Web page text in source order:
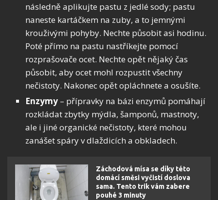
následně aplikujte pastu z jedlé sody; pastu
naneste kartáčkem na zuby, a to jemnými
krouživými pohyby. Nechte působit asi hodinu.
Poté přímo na pastu nastříkejte pomocí
rozprašovače ocet. Nechte opět nějaký čas
působit, aby ocet mohl rozpustit všechny
nečistoty. Nakonec opět opláchnete a osušíte.
Enzymy – přípravky na bázi enzymů pomáhají
rozkládat zbytky mýdla, šamponů, mastnoty,
ale i jiné organické nečistoty, které mohou
zanášet spáry v dlaždicích a obkladech.
Záchodová mísa se díky této
domácí směsi vyčistí doslova
sama. Tento trik vám zabere
pouhé 3 minuty